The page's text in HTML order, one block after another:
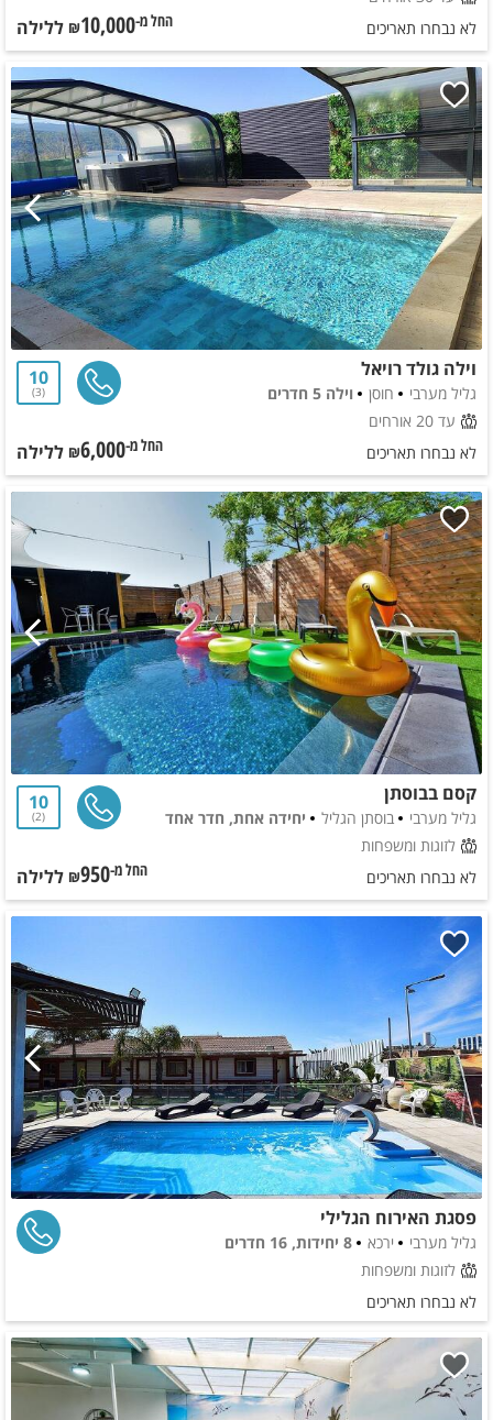
לא נבחרו תאריכים
החל מ-₪10,000 ללילה
וילה גולד רויאל
גליל מערבי חוסן
וילה 5 חדרים
עד 20 אורחים
10
3
לא נבחרו תאריכים החל מ-₪6,000 ללילה
קסם בבוסתן
גליל מערבי בוסתן הגליל
יחידה אחת, חדר אחד
לזוגות ומשפחות
10
2
לא נבחרו תאריכים החל מ-₪950 ללילה
פסגת האירוח הגלילי
גליל מערבי ירכא
8 יחידות, 16 חדרים
לזוגות ומשפחות
לא נבחרו תאריכים